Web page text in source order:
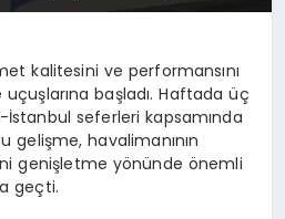
kalitesini ve performansını
başladı. Haftada üç
seferleri kapsamında
gelişme, havalimanının
genişletme yönünde önemli
geçti.